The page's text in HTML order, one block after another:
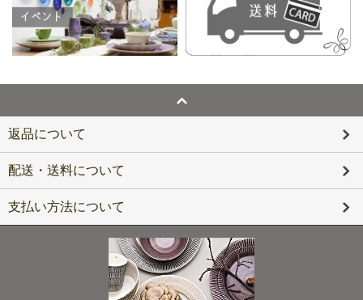
返品について
配送・送料について
支払い方法について